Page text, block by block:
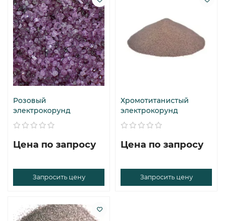
Розовый
электрокорунд
Цена по запросу
Запросить цену
Хромотитанистый
электрокорунд
Цена по запросу
Запросить цену